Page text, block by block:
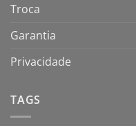
Troca
Garantia
Privacidade
TAGS